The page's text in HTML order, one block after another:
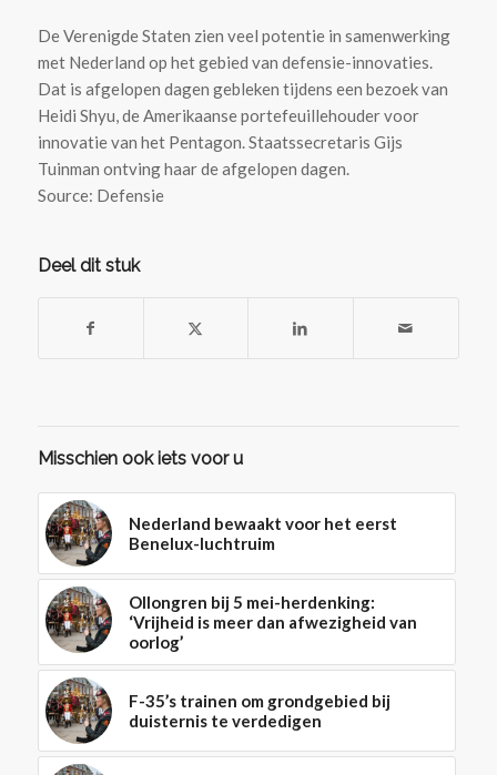
De Verenigde Staten zien veel potentie in samenwerking
met Nederland op het gebied van defensie-innovaties.
Dat is afgelopen dagen gebleken tijdens een bezoek van
Heidi Shyu, de Amerikaanse portefeuillehouder voor
innovatie van het Pentagon. Staatssecretaris Gijs
Tuinman ontving haar de afgelopen dagen.
Source: Defensie
Deel dit stuk
Misschien ook iets voor u
Nederland bewaakt voor het eerst
Benelux-luchtruim
Ollongren bij 5 mei-herdenking:
‘Vrijheid is meer dan afwezigheid van
oorlog’
F-35’s trainen om grondgebied bij
duisternis te verdedigen